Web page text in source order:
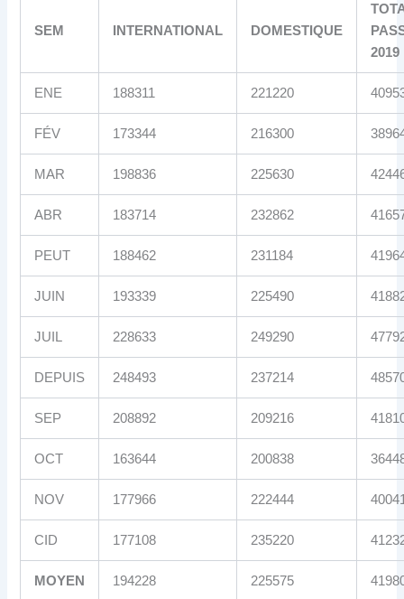
SEM INTERNATIONAL DOMESTIQUE
2019
ENE 188311 221220
FÉV 173344 216300
MAR 198836 225630
ABR 183714 232862
PEUT 188462 231184
JUIN 193339 225490
JUIL 228633 249290
DEPUIS 248493 237214
SEP 208892 209216
OCT 163644 200838
NOV 177966 222444
CID 177108 235220
MOYEN 194228 225575